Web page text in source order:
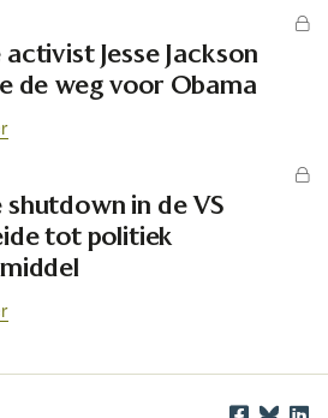
Jesse Jackson
de weg voor Obama
shutdown in de VS
tot politiek